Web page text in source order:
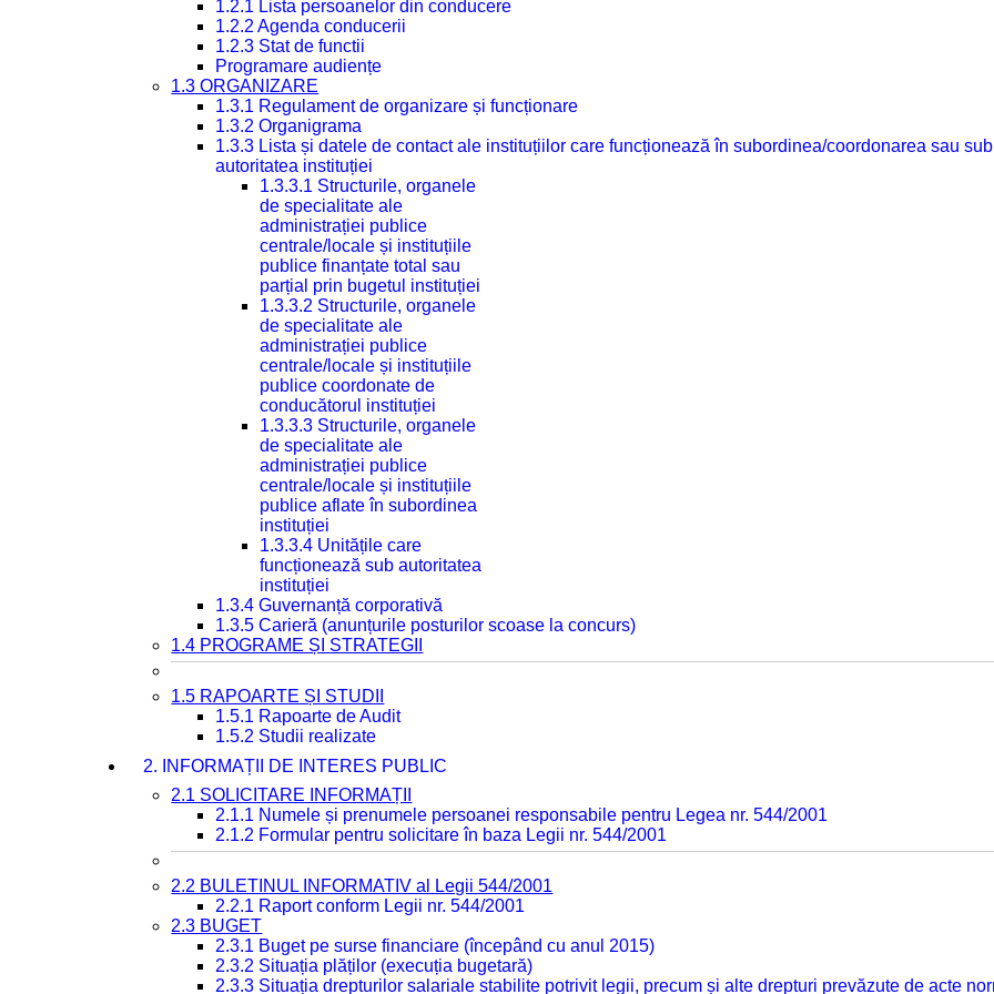
1.2.1 Lista persoanelor din conducere
1.2.2 Agenda conducerii
1.2.3 Stat de functii
Programare audiențe
1.3 ORGANIZARE
1.3.1 Regulament de organizare și funcționare
1.3.2 Organigrama
1.3.3 Lista și datele de contact ale instituțiilor care funcționează în subordinea/coordonarea sau sub
autoritatea instituției
1.3.3.1 Structurile, organele
de specialitate ale
administrației publice
centrale/locale și instituțiile
publice finanțate total sau
parțial prin bugetul instituției
1.3.3.2 Structurile, organele
de specialitate ale
administrației publice
centrale/locale și instituțiile
publice coordonate de
conducătorul instituției
1.3.3.3 Structurile, organele
de specialitate ale
administrației publice
centrale/locale și instituțiile
publice aflate în subordinea
instituției
1.3.3.4 Unitățile care
funcționează sub autoritatea
instituției
1.3.4 Guvernanță corporativă
1.3.5 Carieră (anunțurile posturilor scoase la concurs)
1.4 PROGRAME ȘI STRATEGII
1.5 RAPOARTE ȘI STUDII
1.5.1 Rapoarte de Audit
1.5.2 Studii realizate
2. INFORMAȚII DE INTERES PUBLIC
2.1 SOLICITARE INFORMAȚII
2.1.1 Numele și prenumele persoanei responsabile pentru Legea nr. 544/2001
2.1.2 Formular pentru solicitare în baza Legii nr. 544/2001
2.2 BULETINUL INFORMATIV al Legii 544/2001
2.2.1 Raport conform Legii nr. 544/2001
2.3 BUGET
2.3.1 Buget pe surse financiare (începând cu anul 2015)
2.3.2 Situația plăților (execuția bugetară)
2.3.3 Situația drepturilor salariale stabilite potrivit legii, precum și alte drepturi prevăzute de acte